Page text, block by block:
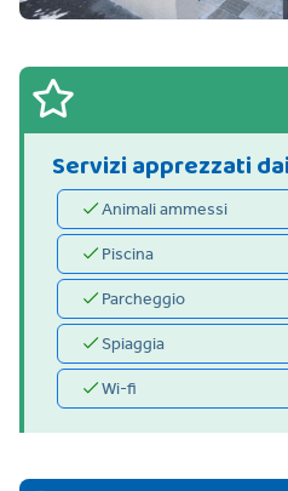
Servizi apprezzati
Animali ammessi
Piscina
Parcheggio
Spiaggia
Wi-fi